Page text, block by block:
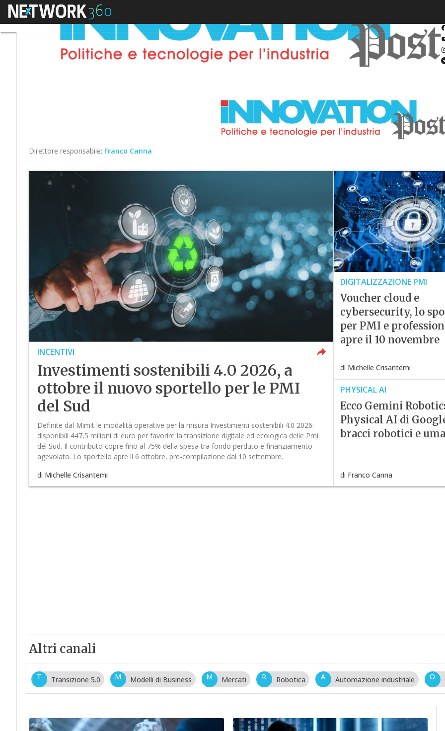
Menu
Direttore responsabile: Franco Canna
INCENTIVI
Investimenti sostenibili 4.0 2026, a
ottobre il nuovo sportello per le PMI
del Sud
Definite dal Mimit le modalità operative per la misura Investimenti sostenibili 4.0 2026:
disponibili 447,5 milioni di euro per favorire la transizione digitale ed ecologica delle Pmi
del Sud. Il contributo copre fino al 75% della spesa tra fondo perduto e finanziamento
agevolato. Lo sportello apre il 6 ottobre, pre-compilazione dal 10 settembre.
di Michelle Crisantemi
DIGITALIZZAZIONE PMI
Voucher cloud e
cybersecurity, lo
per PMI e
apre il 10 novembre
di Michelle Crisantemi
PHYSICAL AI
Ecco Gemini
Physical AI di
bracci robotici e
di Franco Canna
Altri canali
T Transizione 5.0 M Modelli di Business M Mercati R Robotica A Automazione industriale O